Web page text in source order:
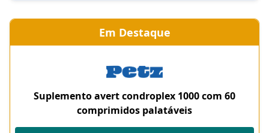
Em Destaque
Suplemento avert condroplex 1000 com 60
comprimidos palatáveis